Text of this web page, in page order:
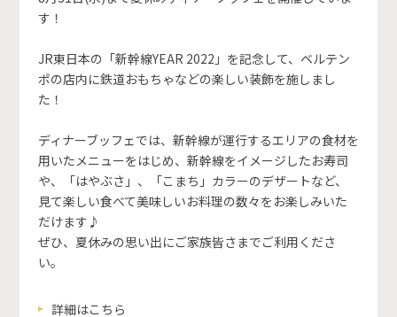
す！
JR東日本の「新幹線YEAR 2022」を記念して、ベルテン
ポの店内に鉄道おもちゃなどの楽しい装飾を施しまし
た！
ディナーブッフェでは、新幹線が運行するエリアの食材を
用いたメニューをはじめ、新幹線をイメージしたお寿司
や、「はやぶさ」、「こまち」カラーのデザートなど、
見て楽しい食べて美味しいお料理の数々をお楽しみいた
だけます♪
ぜひ、夏休みの思い出にご家族皆さまでご利用くださ
い。
詳細はこちら